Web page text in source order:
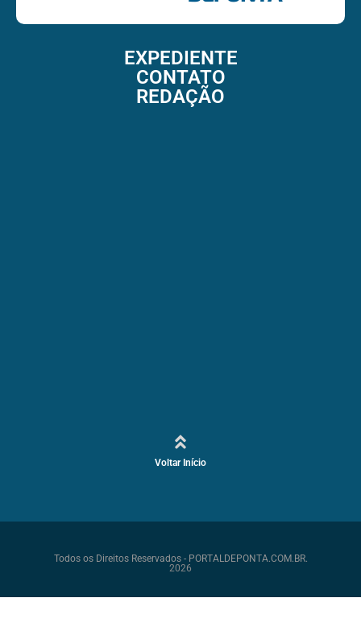
EXPEDIENTE
CONTATO
REDAÇÃO
Voltar Início
Todos os Direitos Reservados - PORTALDEPONTA.COM.BR.
2026